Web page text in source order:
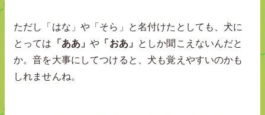
ただし「はな」や「そら」と名付けたとしても、犬に
とっては 「ああ」や 「おあ」 としか聞こえないんだと
か。音を大事にしてつけると、犬も覚えやすいのかも
しれませんね。